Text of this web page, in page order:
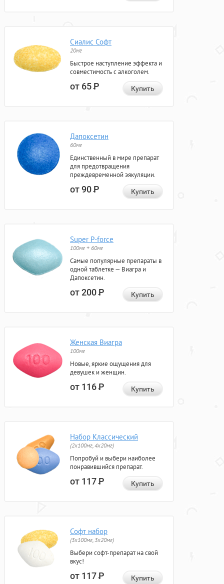
Сиалис Софт
20мг
Быстрое наступление эффекта и
совместимость с алкоголем.
от 65Р Купить
Дапоксетин
60мг
Единственный в мире препарат
для предотвращения
преждевременной эякуляции.
от 90Р Купить
Super P-force
100мг + 60мг
Самые популярные препараты в
одной таблетке — Виагра и
Дапоксетин.
от 200Р Купить
Женская Виагра
100мг
Новые, яркие ощущения для
девушек и женщин.
от 116Р Купить
Набор Классический
(2x100мг, 4x20мг)
Попробуй и выбери наиболее
понравившийся препарат.
от 117Р Купить
Софт набор
(3x100мг, 3x20мг)
Выбери софт-препарат на свой
вкус!
от 117Р Купить